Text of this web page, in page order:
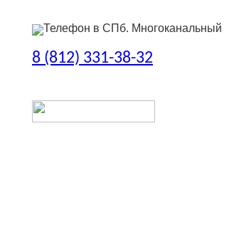
Телефон в СПб. Многоканальный
8 (812) 331-38-32